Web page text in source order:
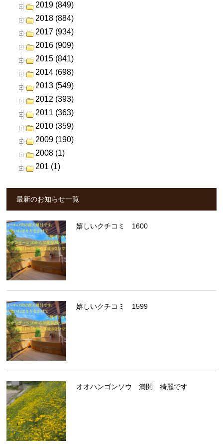
2019 (849)
2018 (884)
2017 (934)
2016 (909)
2015 (841)
2014 (698)
2013 (549)
2012 (393)
2011 (363)
2010 (359)
2009 (190)
2008 (1)
201 (1)
最新のお知らせ一覧
嬉しいクチコミ 1600
嬉しいクチコミ 1599
オオハンゴンソウ 満開 綺麗です